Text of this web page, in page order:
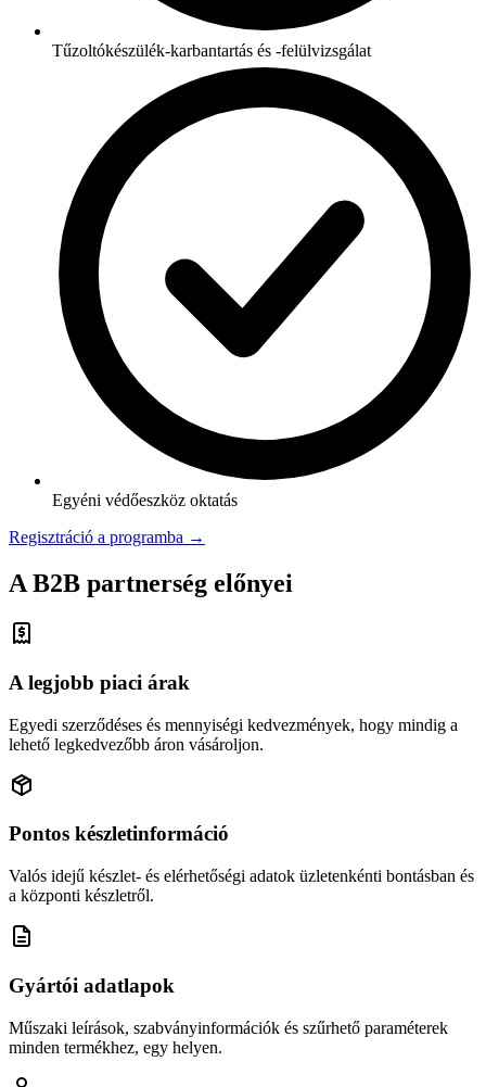
Tűzoltókészülék-karbantartás és -felülvizsgálat
Egyéni védőeszköz oktatás
Regisztráció a programba →
A B2B partnerség előnyei
A legjobb piaci árak
Egyedi szerződéses és mennyiségi kedvezmények, hogy mindig a
lehető legkedvezőbb áron vásároljon.
Pontos készletinformáció
Valós idejű készlet- és elérhetőségi adatok üzletenkénti bontásban és
a központi készletről.
Gyártói adatlapok
Műszaki leírások, szabványinformációk és szűrhető paraméterek
minden termékhez, egy helyen.